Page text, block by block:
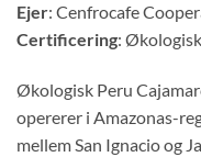
Ejer: Cenfrocafe
Certificering:
Økologisk Peru
opererer i Amazonas-
mellem San Ignacio og